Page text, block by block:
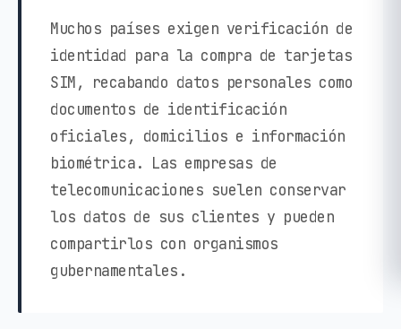
Muchos países exigen verificación de
identidad para la compra de tarjetas
SIM, recabando datos personales como
documentos de identificación
oficiales, domicilios e información
biométrica. Las empresas de
telecomunicaciones suelen conservar
los datos de sus clientes y pueden
compartirlos con organismos
gubernamentales.